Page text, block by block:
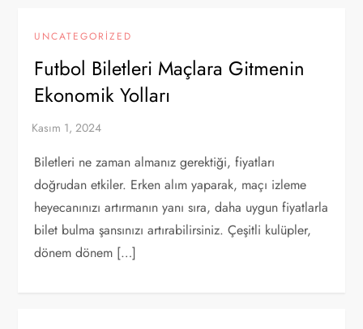
UNCATEGORIZED
Futbol Biletleri Maçlara Gitmenin
Ekonomik Yolları
Biletleri ne zaman almanız gerektiği, fiyatları
doğrudan etkiler. Erken alım yaparak, maçı izleme
heyecanınızı artırmanın yanı sıra, daha uygun fiyatlarla
bilet bulma şansınızı artırabilirsiniz. Çeşitli kulüpler,
dönem dönem […]